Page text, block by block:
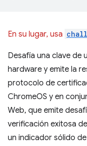
En su lugar, usa
Desafía una clave de
hardware y emite la
protocolo de
ChromeOS y en
Web, que emite
verificación exitosa
un indicador sólido